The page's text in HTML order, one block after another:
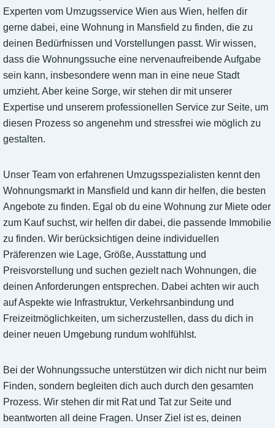
Experten vom Umzugsservice Wien aus Wien, helfen dir
gerne dabei, eine Wohnung in Mansfield zu finden, die zu
deinen Bedürfnissen und Vorstellungen passt. Wir wissen,
dass die Wohnungssuche eine nervenaufreibende Aufgabe
sein kann, insbesondere wenn man in eine neue Stadt
umzieht. Aber keine Sorge, wir stehen dir mit unserer
Expertise und unserem professionellen Service zur Seite, um
diesen Prozess so angenehm und stressfrei wie möglich zu
gestalten.
Unser Team von erfahrenen Umzugsspezialisten kennt den
Wohnungsmarkt in Mansfield und kann dir helfen, die besten
Angebote zu finden. Egal ob du eine Wohnung zur Miete oder
zum Kauf suchst, wir helfen dir dabei, die passende Immobilie
zu finden. Wir berücksichtigen deine individuellen
Präferenzen wie Lage, Größe, Ausstattung und
Preisvorstellung und suchen gezielt nach Wohnungen, die
deinen Anforderungen entsprechen. Dabei achten wir auch
auf Aspekte wie Infrastruktur, Verkehrsanbindung und
Freizeitmöglichkeiten, um sicherzustellen, dass du dich in
deiner neuen Umgebung rundum wohlfühlst.
Bei der Wohnungssuche unterstützen wir dich nicht nur beim
Finden, sondern begleiten dich auch durch den gesamten
Prozess. Wir stehen dir mit Rat und Tat zur Seite und
beantworten all deine Fragen. Unser Ziel ist es, deinen